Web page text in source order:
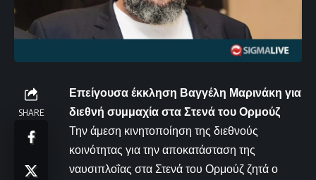
SHARE
Επείγουσα έκκληση Βαγγέλη Μαρινάκη για
διεθνή συμμαχία στα Στενά του Ορμούζ
Την άμεση κινητοποίηση της διεθνούς
κοινότητας για την αποκατάσταση της
ναυσιπλοΐας στα Στενά του Ορμούζ ζητά ο